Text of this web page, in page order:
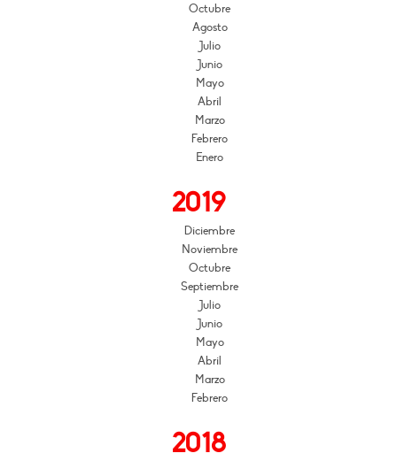
Octubre
Agosto
Julio
Junio
Mayo
Abril
Marzo
Febrero
Enero
2019
Diciembre
Noviembre
Octubre
Septiembre
Julio
Junio
Mayo
Abril
Marzo
Febrero
2018